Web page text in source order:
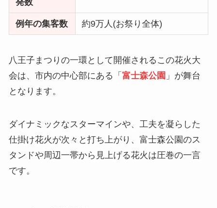
例年の集客数 約9万人(お祭り全体)
八王子まつりの一環として開催されるこの花火大
会は、市内の中心部にある「 富士森公園 」が舞台
となります。
ダイナミックなスターマインや、工夫を凝らした
仕掛け花火が次々と打ち上がり、富士森公園のス
タンドや周辺一帯から見上げる花火は圧巻の一言
です。